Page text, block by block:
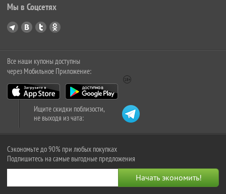
Мы в Соцсетях
Все наши купоны доступны
через Мобильное Приложение:
Ищите скидки поблизости,
не выходя из чата:
Сэкономьте до 90% при любых покупках
Подпишитесь на самые выгодные предложения